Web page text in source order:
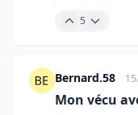
5
Bernard.58
Mon vécu